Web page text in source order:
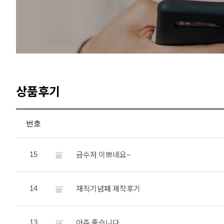
상품후기
번호
15 금수저 이쁘네요~
14 재직기념패 제작후기
13